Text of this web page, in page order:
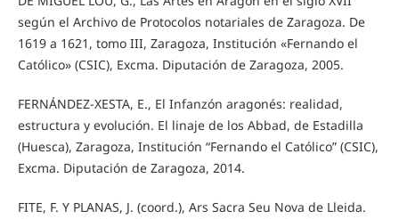
según el Archivo de Protocolos notariales de Zaragoza. De
1619 a 1621, tomo III, Zaragoza, Institución «Fernando el
Católico» (CSIC), Excma. Diputación de Zaragoza, 2005.
FERNÁNDEZ-XESTA, E., El Infanzón aragonés: realidad,
estructura y evolución. El linaje de los Abbad, de Estadilla
(Huesca), Zaragoza, Institución “Fernando el Católico” (CSIC),
Excma. Diputación de Zaragoza, 2014.
FITE, F. Y PLANAS, J. (coord.), Ars Sacra Seu Nova de Lleida.